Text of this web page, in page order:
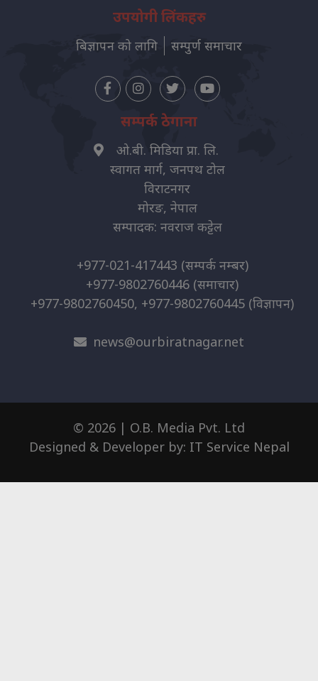
उपयोगी लिंकहरु
बिज्ञापन को लागि सम्पुर्ण समाचार
सम्पर्क ठेगाना
ओ.बी. मिडिया प्रा. लि.
स्वागत मार्ग, जनपथ टोल
विराटनगर
मोरङ, नेपाल
सम्पादक: नवराज कट्टेल
+977-021-417443 (सम्पर्क नम्बर)
+977-9802760446 (समाचार)
+977-9802760450, +977-9802760445 (विज्ञापन)
news@ourbiratnagar.net
© 2026 | O.B. Media Pvt. Ltd
Designed & Developer by: IT Service Nepal